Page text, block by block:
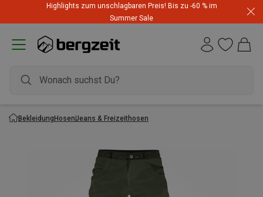
Highlights zum unschlagbaren Preis! Bis zu -60 % im
Summer Sale
BekleidungHosenJeans & Freizeithosen